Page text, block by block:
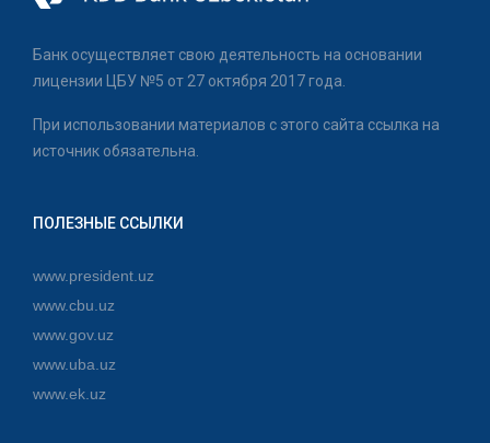
Банк осуществляет свою деятельность на основании
лицензии ЦБУ №5 от 27 октября 2017 года.
При использовании материалов с этого сайта ссылка на
источник обязательна.
ПОЛЕЗНЫЕ ССЫЛКИ
www.president.uz
www.cbu.uz
www.gov.uz
www.uba.uz
www.ek.uz